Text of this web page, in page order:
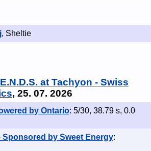
, Sheltie
at Tachyon - Swiss
, 25. 07. 2026
by Ontario: 5/30, 38.79 s, 0.0
Sponsored by Sweet Energy: